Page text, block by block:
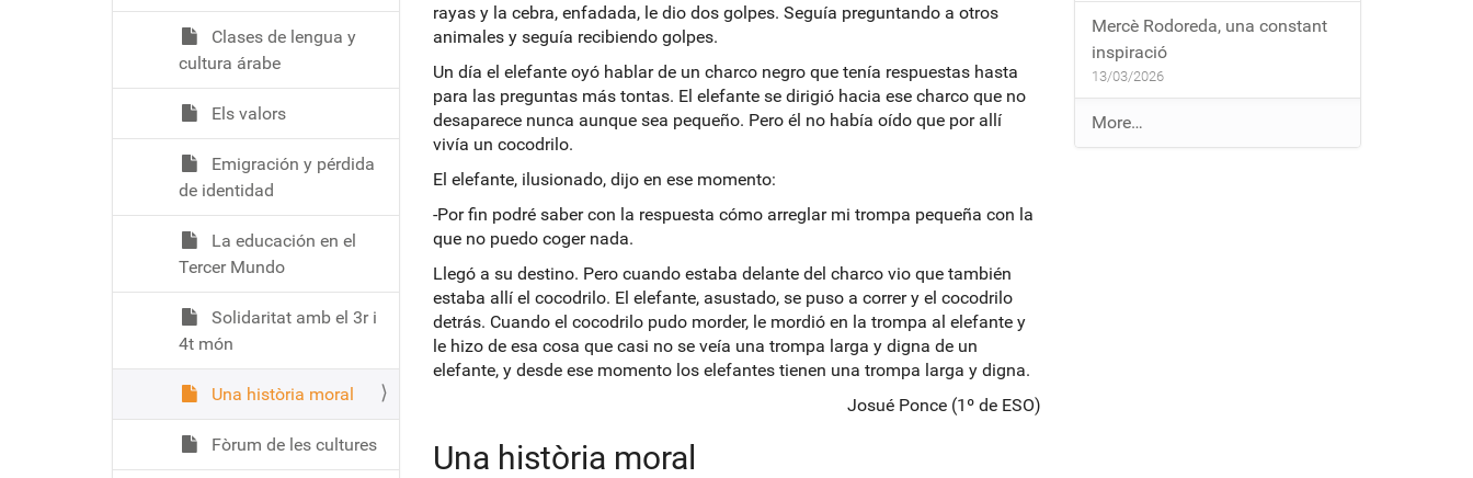
rayas y la cebra, enfadada, le dio dos golpes. Seguía preguntando a otros
animales y seguía recibiendo golpes.
Un día el elefante oyó hablar de un charco negro que tenía respuestas hasta
para las preguntas más tontas. El elefante se dirigió hacia ese charco que no
desaparece nunca aunque sea pequeño. Pero él no había oído que por allí
vivía un cocodrilo.
El elefante, ilusionado, dijo en ese momento:
-Por fin podré saber con la respuesta cómo arreglar mi trompa pequeña con la
que no puedo coger nada.
Llegó a su destino. Pero cuando estaba delante del charco vio que también
estaba allí el cocodrilo. El elefante, asustado, se puso a correr y el cocodrilo
detrás. Cuando el cocodrilo pudo morder, le mordió en la trompa al elefante y
le hizo de esa cosa que casi no se veía una trompa larga y digna de un
elefante, y desde ese momento los elefantes tienen una trompa larga y digna.
Josué Ponce (1º de ESO)
Una història moral
Clases de lengua y
cultura árabe
Els valors
Emigración y pérdida
de identidad
La educación en el
Tercer Mundo
Solidaritat amb el 3r i
4t món
Una història moral
Fòrum de les cultures
Mercè Rodoreda, una constant
inspiració
13/03/2026
E
n
More…